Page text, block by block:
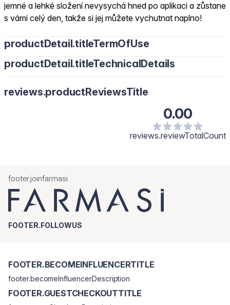
jemné a lehké složení nevysychá hned po aplikaci a zůstane
s vámi celý den, takže si jej můžete vychutnat naplno!
productDetail.titleTermOfUse
productDetail.titleTechnicalDetails
reviews.productReviewsTitle
0.00
reviews.reviewTotalCount
footer.joinfarmasi
FOOTER.FOLLOWUS
FOOTER.BECOMEINFLUENCERTITLE
footer.becomeInfluencerDescription
FOOTER.GUESTCHECKOUTTITLE